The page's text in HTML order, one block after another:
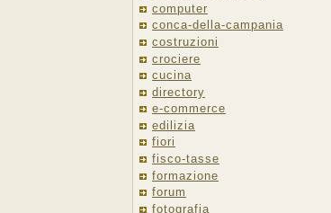
computer
conca-della-campania
costruzioni
crociere
cucina
directory
e-commerce
edilizia
fiori
fisco-tasse
formazione
forum
fotografia